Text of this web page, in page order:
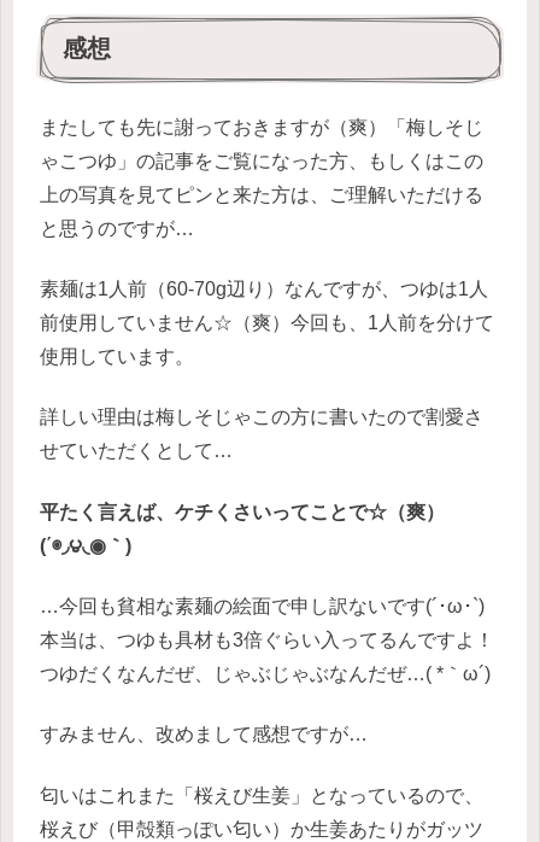
感想
またしても先に謝っておきますが（爽）「梅しそじ
ゃこつゆ」の記事をご覧になった方、もしくはこの
上の写真を見てピンと来た方は、ご理解いただける
と思うのですが…
素麺は1人前（60-70g辺り）なんですが、つゆは1人
前使用していません☆（爽）今回も、1人前を分けて
使用しています。
詳しい理由は梅しそじゃこの方に書いたので割愛さ
せていただくとして…
平たく言えば、ケチくさいってことで☆（爽）
(΄◉◞౪◟◉｀)
…今回も貧相な素麺の絵面で申し訳ないです(´･ω･`)
本当は、つゆも具材も3倍ぐらい入ってるんですよ！
つゆだくなんだぜ、じゃぶじゃぶなんだぜ…( *｀ω´)
すみません、改めまして感想ですが…
匂いはこれまた「桜えび生姜」となっているので、
桜えび（甲殻類っぽい匂い）か生姜あたりがガッツ